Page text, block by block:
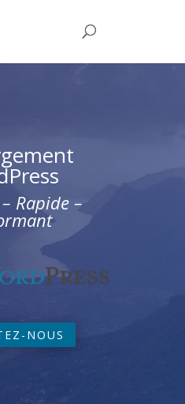
Rapide –
NOUS